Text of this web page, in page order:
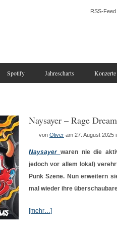
RSS-
Spotify Jahrescharts Konzerte
Naysayer – Rage
von Oliver am 27. August 2025
Naysayer waren nie die
jedoch vor allem lokal)
Punk Szene. Nun erweitern
mal wieder ihre
[mehr…]